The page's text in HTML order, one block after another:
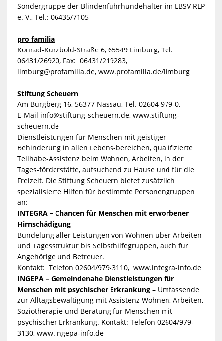
Sondergruppe der Blindenführhundehalter im LBSV RLP
e. V., Tel.: 06435/7105
pro familia
Konrad-Kurzbold-Straße 6, 65549 Limburg, Tel.
06431/26920, Fax: 06431/219283,
limburg@profamilia.de, www.profamilia.de/limburg
Stiftung Scheuern
Am Burgberg 16, 56377 Nassau, Tel. 02604 979-0,
E-Mail info@stiftung-scheuern.de, www.stiftung-
scheuern.de
Dienstleistungen für Menschen mit geistiger
Behinderung in allen Lebens-bereichen, qualifizierte
Teilhabe-Assistenz beim Wohnen, Arbeiten, in der
Tages-förderstätte, aufsuchend zu Hause und für die
Freizeit. Die Stiftung Scheuern bietet zusätzlich
spezialisierte Hilfen für bestimmte Personengruppen
an:
INTEGRA – Chancen für Menschen mit erworbener
Hirnschädigung
Bündelung aller Leistungen von Wohnen über Arbeiten
und Tagesstruktur bis Selbsthilfegruppen, auch für
Angehörige und Betreuer.
Kontakt: Telefon 02604/979-3110, www.integra-info.de
INGEPA – Gemeindenahe Dienstleistungen für
Menschen mit psychischer Erkrankung – Umfassende
zur Alltagsbewältigung mit Assistenz Wohnen, Arbeiten,
Soziotherapie und Beratung für Menschen mit
psychischer Erkrankung. Kontakt: Telefon 02604/979-
3130, www.ingepa-info.de